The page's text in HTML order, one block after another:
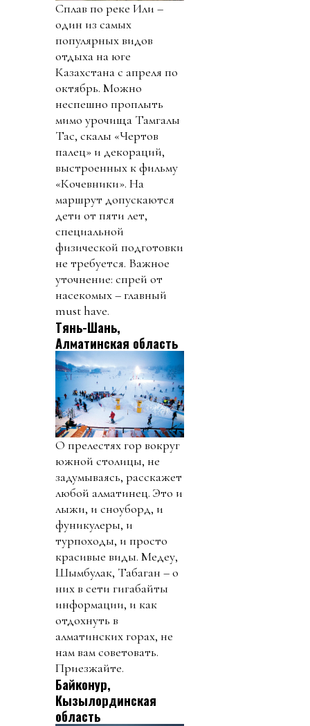
Сплав по реке Или –
один из самых
популярных видов
отдыха на юге
Казахстана с апреля по
октябрь. Можно
неспешно проплыть
мимо урочища Тамгалы
Тас, скалы «Чертов
палец» и декораций,
выстроенных к фильму
«Кочевники». На
маршрут допускаются
дети от пяти лет,
специальной
физической подготовки
не требуется. Важное
уточнение: спрей от
насекомых – главный
must have.
Тянь-Шань,
Алматинская область
О прелестях гор вокруг
южной столицы, не
задумываясь, расскажет
любой алматинец. Это и
лыжи, и сноуборд, и
фуникулеры, и
турпоходы, и просто
красивые виды. Медеу,
Шымбулак, Табаган – о
них в сети гигабайты
информации, и как
отдохнуть в
алматинских горах, не
нам вам советовать.
Приезжайте.
Байконур,
Кызылординская
область